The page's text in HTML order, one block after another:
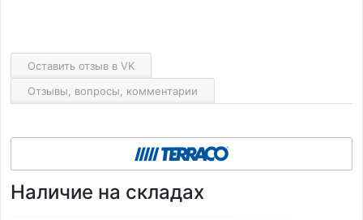
Оставить отзыв в VK
Отзывы, вопросы, комментарии
Наличие на складах